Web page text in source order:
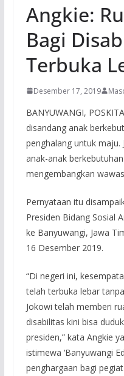
Angkie:
Bagi
Terbuka
Desember 17, 2019
BANYUWANGI,
disandang anak
penghalang untuk maju.
anak-anak
mengembangkan
Pernyataan itu
Presiden Bidang Sosial
ke Banyuwangi, Jawa
16 Desember 2019.
“Di negeri ini,
telah terbuka lebar
Jokowi telah memberi
disabilitas kini bisa
presiden,” kata Angkie
istimewa ‘Banyuwangi
penghargaan bagi